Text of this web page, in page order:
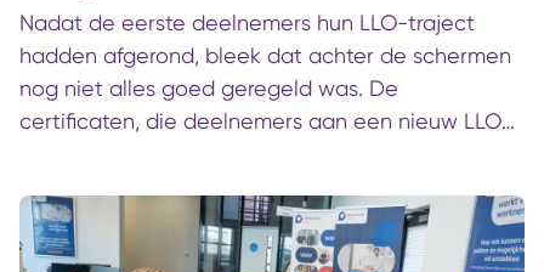
Nadat de eerste deelnemers hun LLO-traject
hadden afgerond, bleek dat achter de schermen
nog niet alles goed geregeld was. De
certificaten, die deelnemers aan een nieuw LLO-
bleef open en eerlijk richting de klant. Het
resultaat? Geen klachten, maar vertrouwen.